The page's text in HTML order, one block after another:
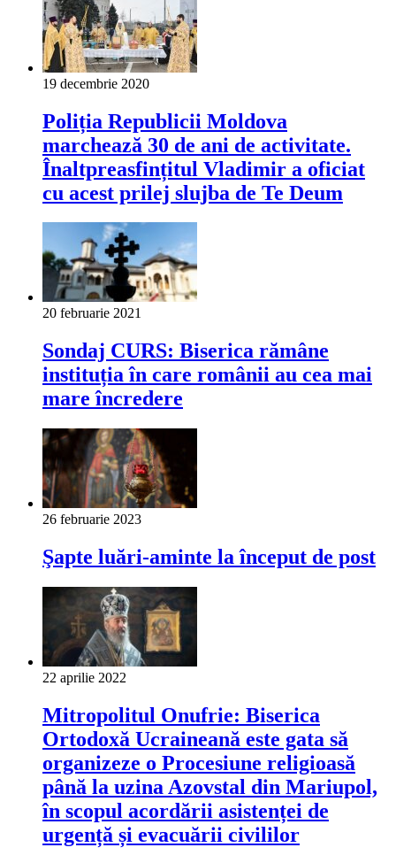
19 decembrie 2020
Poliția Republicii Moldova
marchează 30 de ani de activitate.
Înaltpreasfințitul Vladimir a oficiat
cu acest prilej slujba de Te Deum
20 februarie 2021
Sondaj CURS: Biserica rămâne
instituția în care românii au cea mai
mare încredere
26 februarie 2023
Şapte luări-aminte la început de post
22 aprilie 2022
Mitropolitul Onufrie: Biserica
Ortodoxă Ucraineană este gata să
organizeze o Procesiune religioasă
până la uzina Azovstal din Mariupol,
în scopul acordării asistenței de
urgență și evacuării civililor